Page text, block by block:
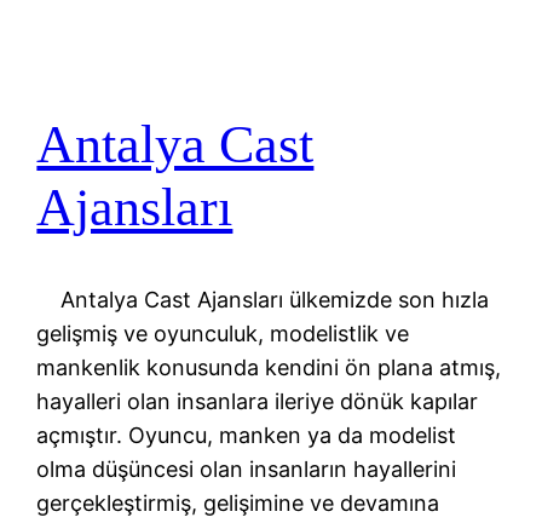
Antalya Cast
Ajansları
Antalya Cast Ajansları ülkemizde son hızla
gelişmiş ve oyunculuk, modelistlik ve
mankenlik konusunda kendini ön plana atmış,
hayalleri olan insanlara ileriye dönük kapılar
açmıştır. Oyuncu, manken ya da modelist
olma düşüncesi olan insanların hayallerini
gerçekleştirmiş, gelişimine ve devamına